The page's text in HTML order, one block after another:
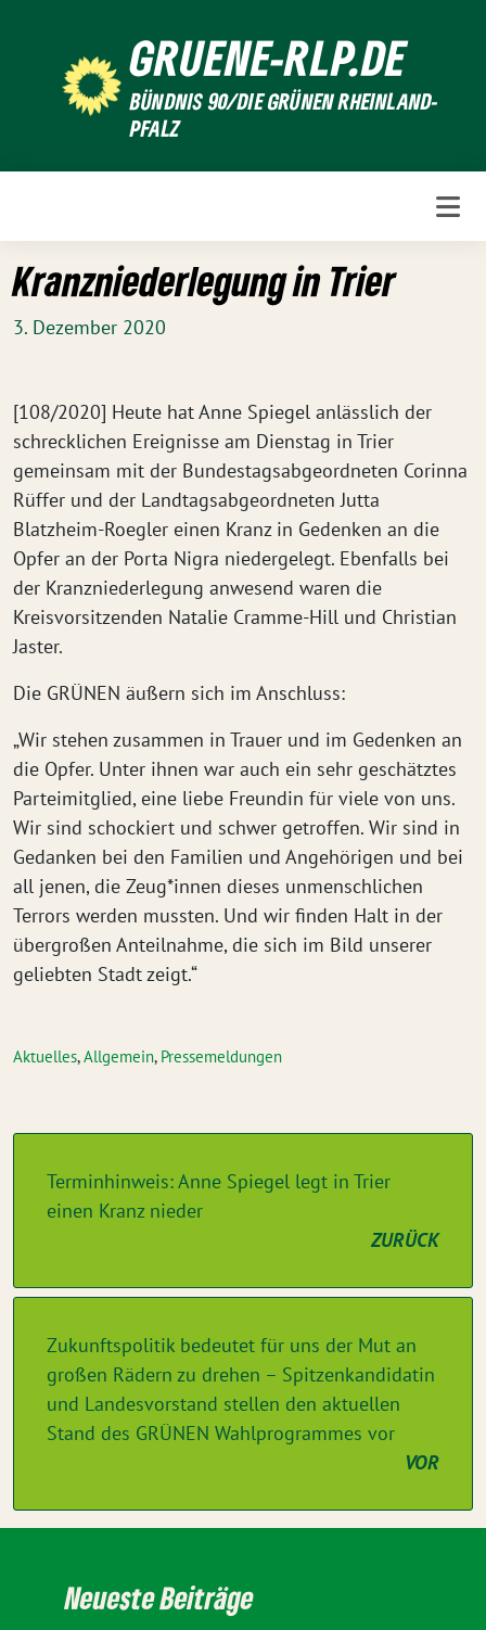
GRUENE-RLP.DE
BÜNDNIS 90/DIE GRÜNEN RHEINLAND-
PFALZ
Kranzniederlegung in Trier
3. Dezember 2020
[108/2020] Heute hat Anne Spiegel anlässlich der
schrecklichen Ereignisse am Dienstag in Trier
gemeinsam mit der Bundestagsabgeordneten Corinna
Rüffer und der Landtagsabgeordneten Jutta
Blatzheim-Roegler einen Kranz in Gedenken an die
Opfer an der Porta Nigra niedergelegt. Ebenfalls bei
der Kranzniederlegung anwesend waren die
Kreisvorsitzenden Natalie Cramme-Hill und Christian
Jaster.
Die GRÜNEN äußern sich im Anschluss:
„Wir stehen zusammen in Trauer und im Gedenken an
die Opfer. Unter ihnen war auch ein sehr geschätztes
Parteimitglied, eine liebe Freundin für viele von uns.
Wir sind schockiert und schwer getroffen. Wir sind in
Gedanken bei den Familien und Angehörigen und bei
all jenen, die Zeug*innen dieses unmenschlichen
Terrors werden mussten. Und wir finden Halt in der
übergroßen Anteilnahme, die sich im Bild unserer
geliebten Stadt zeigt.“
Aktuelles,Allgemein, Pressemeldungen
Terminhinweis: Anne Spiegel legt in Trier
einen Kranz nieder
ZURÜCK
Zukunftspolitik bedeutet für uns der Mut an
großen Rädern zu drehen – Spitzenkandidatin
und Landesvorstand stellen den aktuellen
Stand des GRÜNEN Wahlprogrammes vor
VOR
Neueste Beiträge